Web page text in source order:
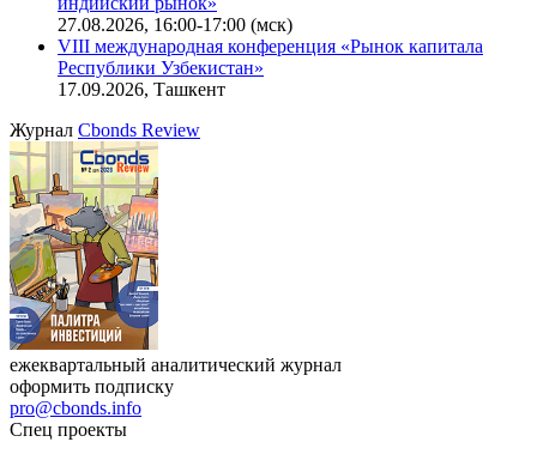
офисную недвижимость»
11.08.2026, 16:30-18:00 (мск)
Онлайн-семинар «Доступ иностранных инвесторов на
индийский рынок»
VIII международная конференция «Рынок капитала
Республики Узбекистан»
17.09.2026, Ташкент
ЖурналCbonds Review